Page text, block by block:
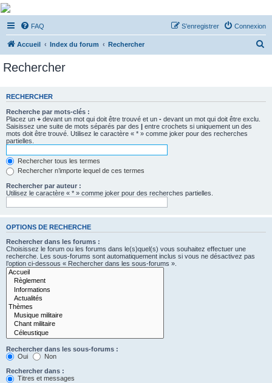
De Musicae Militari -
Forums
Forums de discussions
FAQ Connexion
S’enregistrer
Accueil Index du forum Rechercher
e
Rechercher
RECHERCHER
Recherche par mots-clés :
Placez un + devant un mot qui doit être trouvé et un - devant un mot qui doit être exclu.
Saisissez une suite de mots séparés par des | entre crochets si uniquement un des
mots doit être trouvé. Utilisez le caractère « * » comme joker pour des recherches
partielles.
Rechercher tous les termes
Rechercher n’importe lequel de ces termes
Rechercher par auteur :
Utilisez le caractère « * » comme joker pour des recherches partielles.
OPTIONS DE RECHERCHE
Rechercher dans les forums :
Choisissez le forum ou les forums dans le(s)quel(s) vous souhaitez effectuer une
recherche. Les sous-forums sont automatiquement inclus si vous ne désactivez pas
l’option ci-dessous « Rechercher dans les sous-forums ».
Rechercher dans les sous-forums :
Oui
Non
Rechercher dans :
Titres et messages